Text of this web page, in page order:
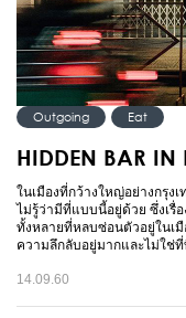
Outgoing Eat
HIDDEN BAR
ในเมืองที่กว้างใหญ่อย่างกรุง
ไม่รู้ว่ามีที่แบบนี้อยู่ด้วย ซึ่งเรื่
ทั้งหลายที่หลบซ่อนตัวอยู่ในเมื
ความลึกลับอยู่มากและไม่ใช่ที่
14.09.60